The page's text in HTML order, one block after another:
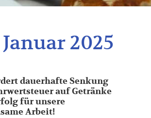
Januar 2025
dauerhafte Senkung
auf Getränke
für unsere
Arbeit!